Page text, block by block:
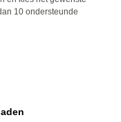
10 ondersteunde